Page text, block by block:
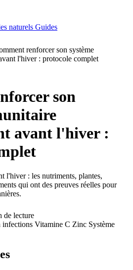
naturels Guides
renforcer son système
l'hiver : protocole complet
son
avant l'hiver :
l'hiver : les nutriments, plantes,
qui ont des preuves réelles pour
de lecture
infections Vitamine C Zinc Système